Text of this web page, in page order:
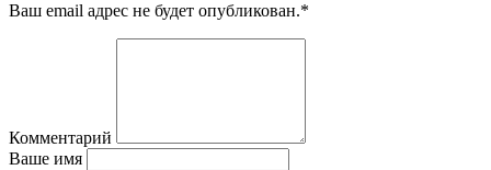
Ваш email адрес не будет опубликован.*
Комментарий
Ваше имя